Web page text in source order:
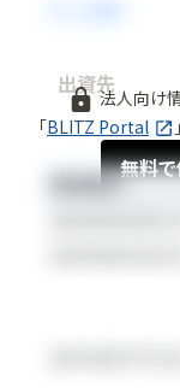
法人向け
「BLITZ Portal
無料で
出資先